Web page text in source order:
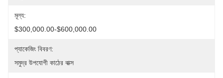
মূল্য:
$300,000.00-$600,000.00
প্যাকেজিং বিবরণ:
সমুদ্র উপযোগী কাঠের বাক্স